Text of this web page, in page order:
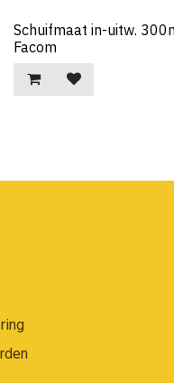
Schuifmaat in-uitw.
Facom